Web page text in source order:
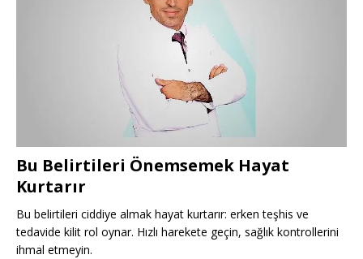
Bu Belirtileri Önemsemek Hayat
Kurtarır
Bu belirtileri ciddiye almak hayat kurtarır: erken teşhis ve
tedavide kilit rol oynar. Hızlı harekete geçin, sağlık kontrollerini
ihmal etmeyin.